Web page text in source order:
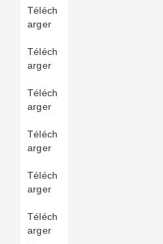
Téléch
arger
Téléch
arger
Téléch
arger
Téléch
arger
Téléch
arger
Téléch
arger